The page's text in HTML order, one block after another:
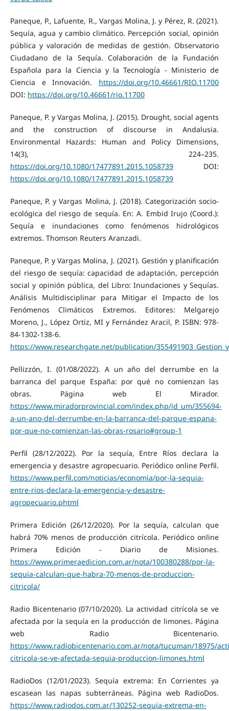
Paneque, P., Lafuente, R., Vargas Molina, J. y Pérez, R. (2021).
Sequía, agua y cambio climático. Percepción social, opinión
pública y valoración de medidas de gestión. Observatorio
Ciudadano de la Sequía. Colaboración de la Fundación
Española para la Ciencia y la Tecnología - Ministerio de
Ciencia e Innovación. https://doi.org/10.46661/RIO.11700
DOI: https://doi.org/10.46661/rio.11700
Paneque, P. y Vargas Molina, J. (2015). Drought, social agents
and the construction of discourse in Andalusia.
Environmental Hazards: Human and Policy Dimensions,
14(3), 224–235.
https://doi.org/10.1080/17477891.2015.1058739DOI:
https://doi.org/10.1080/17477891.2015.1058739
Paneque, P. y Vargas Molina, J. (2018). Categorización socio-
ecológica del riesgo de sequía. En: A. Embid Irujo (Coord.):
Sequía e inundaciones como fenómenos hidrológicos
extremos. Thomson Reuters Aranzadi.
Paneque, P. y Vargas Molina, J. (2021). Gestión y planificación
del riesgo de sequía: capacidad de adaptación, percepción
social y opinión pública, del Libro: Inundaciones y Sequías.
Análisis Multidisciplinar para Mitigar el Impacto de los
Fenómenos Climáticos Extremos. Editores: Melgarejo
Moreno, J., López Ortiz, MI y Fernández Aracil, P. ISBN: 978-
84-1302-138-6.
https://www.researchgate.net/publication/
Pellizzón, I. (01/08/2022). A un año del derrumbe en la
barranca del parque España: por qué no comienzan las
obras. Página web El Mirador.
https://www.miradorprovincial.com/index.php/id_um/355694-
a-un-ano-del-derrumbe-en-la-barranca-del-parque-espana-
por-que-no-comienzan-las-obras-rosario#group-1
Perfil (28/12/2022). Por la sequía, Entre Ríos declara la
emergencia y desastre agropecuario. Periódico online Perfil.
https://www.perfil.com/noticias/economia/por-la-sequia-
entre-rios-declara-la-emergencia-y-desastre-
agropecuario.phtml
Primera Edición (26/12/2020). Por la sequía, calculan que
habrá 70% menos de producción citrícola. Periódico online
Primera Edición - Diario de Misiones.
https://www.primeraedicion.com.ar/nota/100380288/por-la-
sequia-calculan-que-habra-70-menos-de-produccion-
citricola/
Radio Bicentenario (07/10/2020). La actividad citrícola se ve
afectada por la sequía en la producción de limones. Página
web Radio Bicentenario.
https://www.radiobicentenario.com.ar/nota/tucuman/18975/
citricola-se-ve-afectada-sequia-produccion-limones.html
RadioDos (12/01/2023). Sequía extrema: En Corrientes ya
escasean las napas subterráneas. Página web RadioDos.
https://www.radiodos.com.ar/130252-sequia-extrema-en-